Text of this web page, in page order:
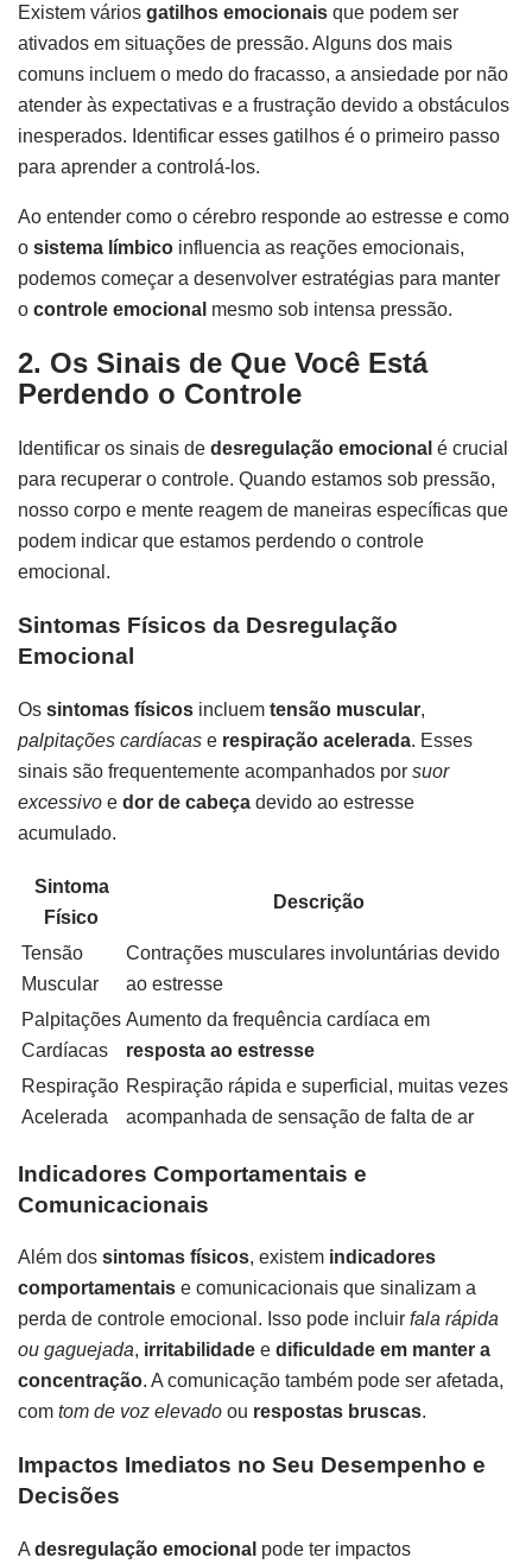
Existem vários gatilhos emocionais que podem ser
ativados em situações de pressão. Alguns dos mais
comuns incluem o medo do fracasso, a ansiedade por não
atender às expectativas e a frustração devido a obstáculos
inesperados. Identificar esses gatilhos é o primeiro passo
para aprender a controlá-los.
Ao entender como o cérebro responde ao estresse e como
o sistema límbico influencia as reações emocionais,
podemos começar a desenvolver estratégias para manter
o controle emocional mesmo sob intensa pressão.
2. Os Sinais de Que Você Está
Perdendo o Controle
Identificar os sinais de desregulação emocional é crucial
para recuperar o controle. Quando estamos sob pressão,
nosso corpo e mente reagem de maneiras específicas que
podem indicar que estamos perdendo o controle
emocional.
Sintomas Físicos da Desregulação
Emocional
Os sintomas físicos incluem tensão muscular,
palpitações cardíacas e respiração acelerada. Esses
sinais são frequentemente acompanhados por suor
excessivo e dor de cabeça devido ao estresse
acumulado.
Sintoma
Físico
Descrição
Tensão
Muscular
Contrações musculares involuntárias devido
ao estresse
Palpitações
Cardíacas
Aumento da frequência cardíaca em
resposta ao estresse
Respiração
Acelerada
Respiração rápida e superficial, muitas vezes
acompanhada de sensação de falta de ar
Indicadores Comportamentais e
Comunicacionais
Além dos sintomas físicos, existem indicadores
comportamentais e comunicacionais que sinalizam a
perda de controle emocional. Isso pode incluir fala rápida
ou gaguejada, irritabilidade e dificuldade em manter a
concentração. A comunicação também pode ser afetada,
com tom de voz elevado ou respostas bruscas.
Impactos Imediatos no Seu Desempenho e
Decisões
A desregulação emocional pode ter impactos